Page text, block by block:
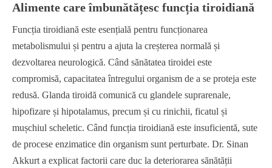
Alimente care îmbunătățesc funcția tiroidiană
Funcția tiroidiană este esențială pentru funcționarea
metabolismului și pentru a ajuta la creșterea normală și
dezvoltarea neurologică. Când sănătatea tiroidei este
compromisă, capacitatea întregului organism de a se proteja este
redusă. Glanda tiroidă comunică cu glandele suprarenale,
hipofizare și hipotalamus, precum și cu rinichii, ficatul și
mușchiul scheletic. Când funcția tiroidiană este insuficientă, sute
de procese enzimatice din organism sunt perturbate. Dr. Sinan
Akkurt a explicat factorii care duc la deteriorarea sănătății